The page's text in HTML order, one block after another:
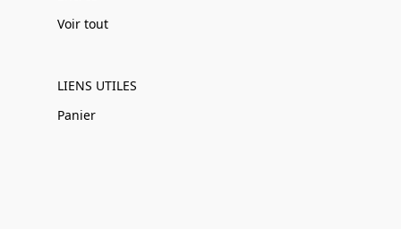
Voir tout
LIENS UTILES
Panier